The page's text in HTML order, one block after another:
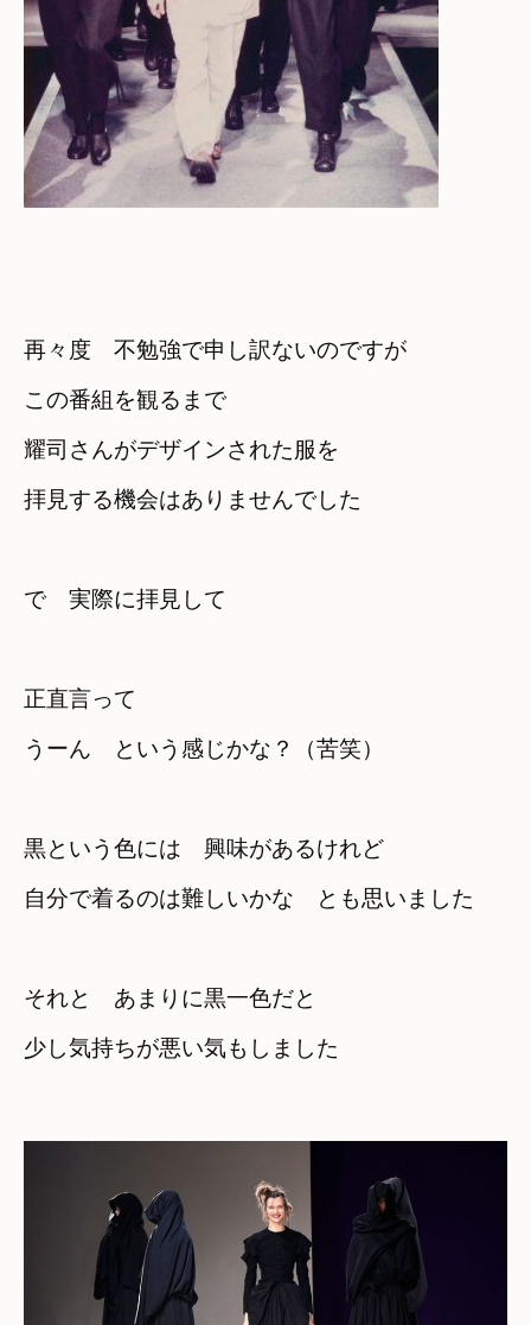
再々度　不勉強で申し訳ないのですが
この番組を観るまで
耀司さんがデザインされた服を
拝見する機会はありませんでした
で　実際に拝見して
正直言って
うーん　という感じかな？（苦笑）
黒という色には　興味があるけれど
自分で着るのは難しいかな　とも思いました
それと　あまりに黒一色だと
少し気持ちが悪い気もしました